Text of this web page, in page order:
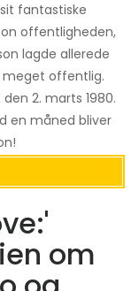
fantastiske
offentligheden,
lagde allerede
meget offentlig.
2. marts 1980.
en måned bliver
om